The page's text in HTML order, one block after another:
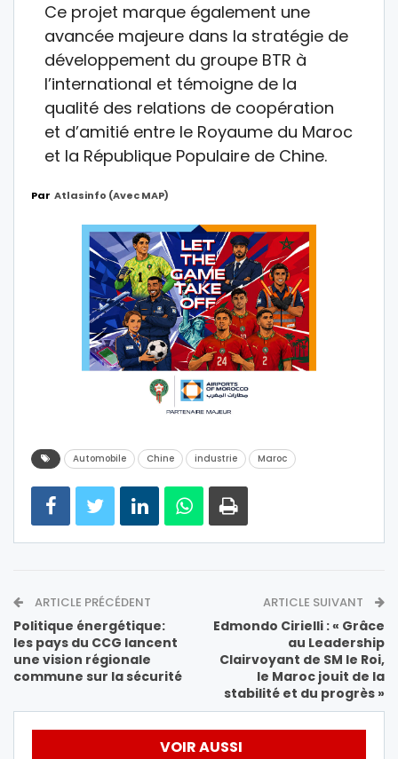
Ce projet marque également une
avancée majeure dans la stratégie de
développement du groupe BTR à
l’international et témoigne de la
qualité des relations de coopération
et d’amitié entre le Royaume du Maroc
et la République Populaire de Chine.
Par Atlasinfo (avec MAP)
Automobile Chine industrie Maroc
ARTICLE PRÉCÉDENT
Politique énergétique:
les pays du CCG lancent
une vision régionale
commune sur la sécurité
ARTICLE SUIVANT
Edmondo Cirielli : « Grâce
au Leadership
Clairvoyant de SM le Roi,
le Maroc jouit de la
stabilité et du progrès »
VOIR AUSSI